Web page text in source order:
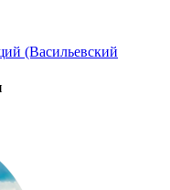
(Васильевский